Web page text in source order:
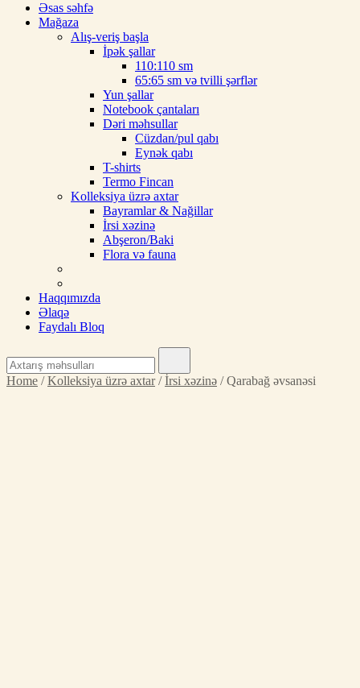
Əsas səhfə
Mağaza
Alış-veriş başla
İpək şallar
110:110 sm
65:65 sm və tvilli şərflər
Yun şallar
Notebook çantaları
Dəri məhsullar
Cüzdan/pul qabı
Eynək qabı
T-shirts
Termo Fincan
Kolleksiya üzrə axtar
Bayramlar & Nağillar
İrsi xəzinə
Abşeron/Baki
Flora və fauna
Haqqımızda
Əlaqə
Faydalı Bloq
for:
Home /Kolleksiya üzrə axtar/İrsi xəzinə / Qarabağ əvsanəsi